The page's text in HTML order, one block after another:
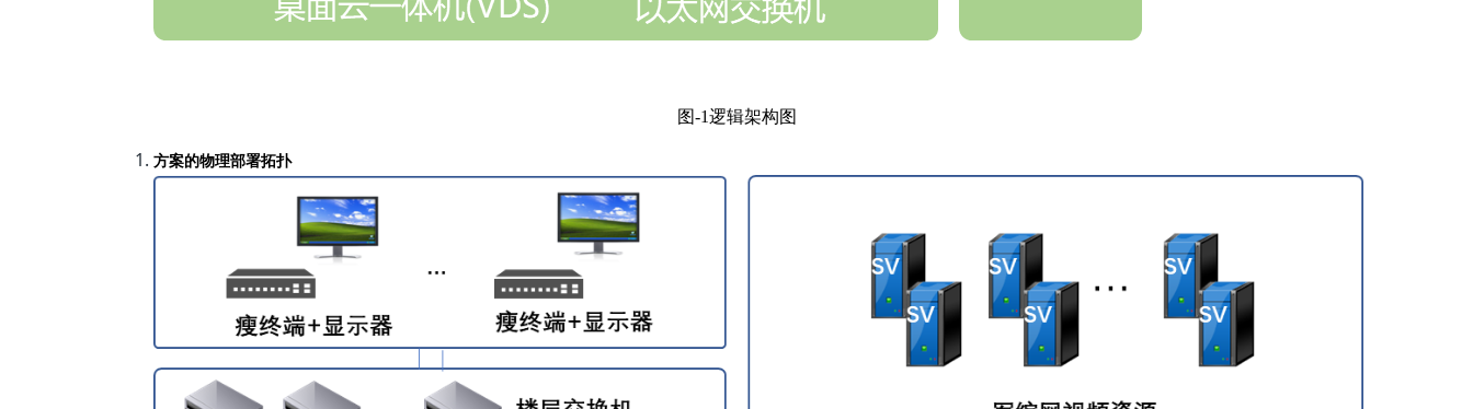
图-1逻辑架构图
方案的物理部署拓扑